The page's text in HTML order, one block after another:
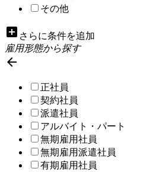
その他
add_box さらに条件を追加
雇用形態から探す

正社員
契約社員
派遣社員
アルバイト・パート
無期雇用社員
無期雇用派遣社員
有期雇用社員